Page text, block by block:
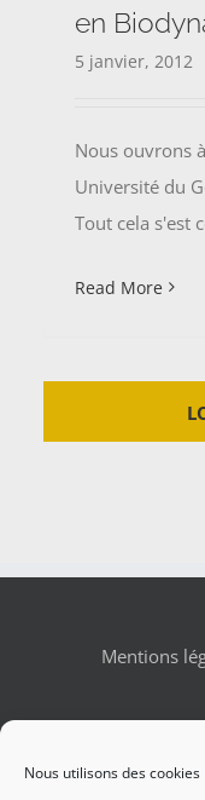
Nous utilisons des
en
5 janvier, 2012
Nous ouvrons
Université du
Tout cela s'est
Read More
Mentions